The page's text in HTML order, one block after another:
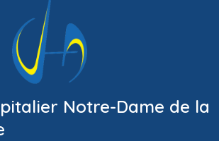
Notre-Dame de la